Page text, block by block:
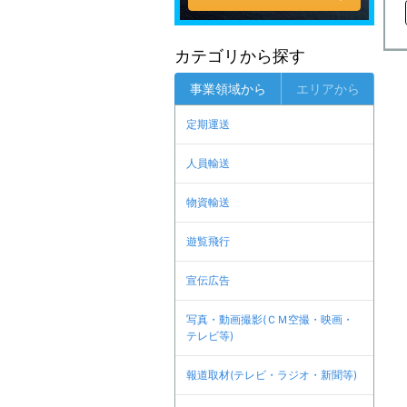
カテゴリから探す
事業領域から エリアから
定期運送
人員輸送
物資輸送
遊覧飛行
宣伝広告
写真・動画撮影(ＣＭ空撮・映画・
テレビ等)
報道取材(テレビ・ラジオ・新聞等)